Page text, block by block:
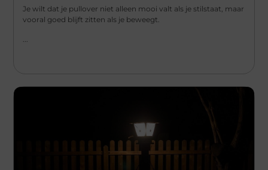
Je wilt dat je pullover niet alleen mooi valt als je stilstaat, maar
vooral goed blijft zitten als je beweegt.